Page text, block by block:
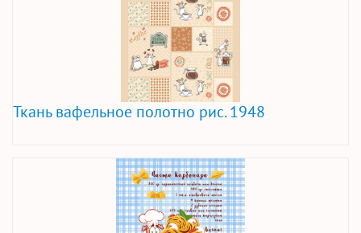
Ткань вафельное полотно рис. 1948